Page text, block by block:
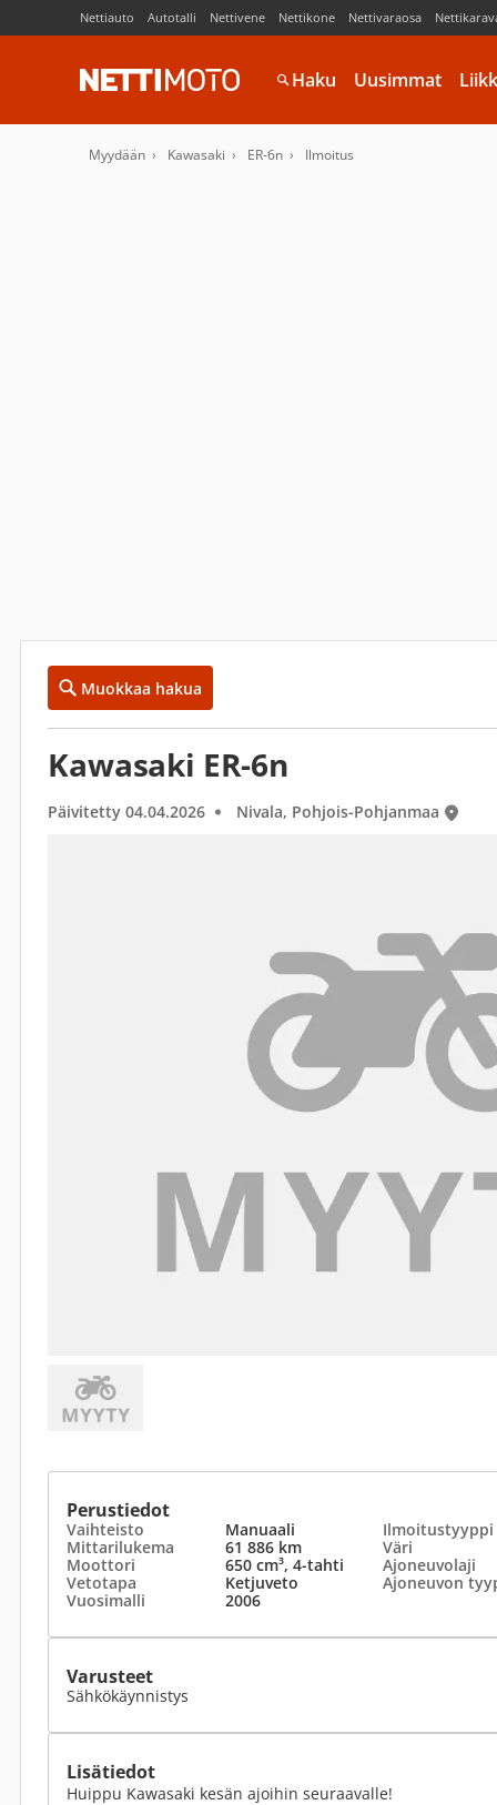
Nettiauto Autotalli Nettivene Nettikone Nettivaraosa
Haku Uusimmat
Myydään Kawasaki ER-6n Ilmoitus
Muokkaa hakua
Kawasaki ER-6n
Päivitetty 04.04.2026 Nivala, Pohjois-Pohjanmaa
Perustiedot
Vaihteisto Manuaali
Ilmoitustyyppi
Mittarilukema
61 886 km
Väri
Moottori
650 cm³, 4-tahti
Ajoneuvolaji
Vetotapa
Ketjuveto
Ajoneuvon
Vuosimalli
2006
Varusteet
Sähkökäynnistys
Lisätiedot
Huippu Kawasaki kesän ajoihin seuraavalle!